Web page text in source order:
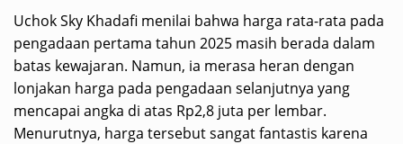
​Uchok Sky Khadafi menilai bahwa harga rata-rata pada
pengadaan pertama tahun 2025 masih berada dalam
batas kewajaran. Namun, ia merasa heran dengan
lonjakan harga pada pengadaan selanjutnya yang
mencapai angka di atas Rp2,8 juta per lembar.
Menurutnya, harga tersebut sangat fantastis karena